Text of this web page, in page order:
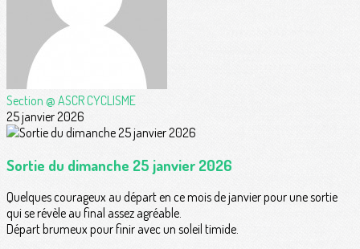
Section @ ASCR CYCLISME
25 janvier 2026
Sortie du dimanche 25 janvier 2026
Quelques courageux au départ en ce mois de janvier pour une sortie
qui se révèle au final assez agréable.
Départ brumeux pour finir avec un soleil timide.